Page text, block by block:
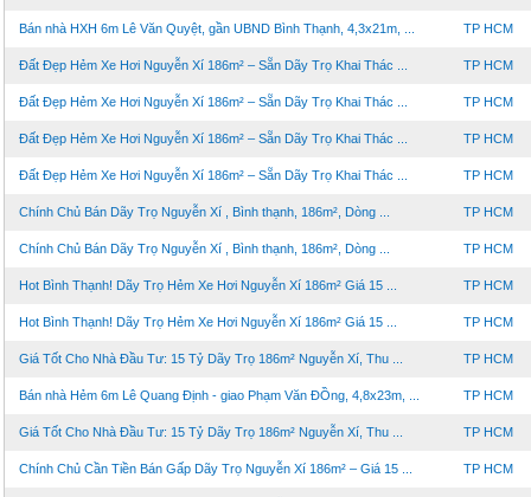
Bán nhà HXH 6m Lê Văn Quyệt, gần UBND Bình Thạnh, 4,3x21m, ... TP HCM
Đất Đẹp Hẻm Xe Hơi Nguyễn Xí 186m² – Sẵn Dãy Trọ Khai Thác ... TP HCM
Đất Đẹp Hẻm Xe Hơi Nguyễn Xí 186m² – Sẵn Dãy Trọ Khai Thác ... TP HCM
Đất Đẹp Hẻm Xe Hơi Nguyễn Xí 186m² – Sẵn Dãy Trọ Khai Thác ... TP HCM
Đất Đẹp Hẻm Xe Hơi Nguyễn Xí 186m² – Sẵn Dãy Trọ Khai Thác ... TP HCM
Chính Chủ Bán Dãy Trọ Nguyễn Xí , Bình thạnh, 186m², Dòng ... TP HCM
Chính Chủ Bán Dãy Trọ Nguyễn Xí , Bình thạnh, 186m², Dòng ... TP HCM
Hot Bình Thạnh! Dãy Trọ Hẻm Xe Hơi Nguyễn Xí 186m² Giá 15 ... TP HCM
Hot Bình Thạnh! Dãy Trọ Hẻm Xe Hơi Nguyễn Xí 186m² Giá 15 ... TP HCM
Giá Tốt Cho Nhà Đầu Tư: 15 Tỷ Dãy Trọ 186m² Nguyễn Xí, Thu ... TP HCM
Bán nhà Hẻm 6m Lê Quang Định - giao Phạm Văn ĐỒng, 4,8x23m, ... TP HCM
Giá Tốt Cho Nhà Đầu Tư: 15 Tỷ Dãy Trọ 186m² Nguyễn Xí, Thu ... TP HCM
Chính Chủ Cần Tiền Bán Gấp Dãy Trọ Nguyễn Xí 186m² – Giá 15 ... TP HCM